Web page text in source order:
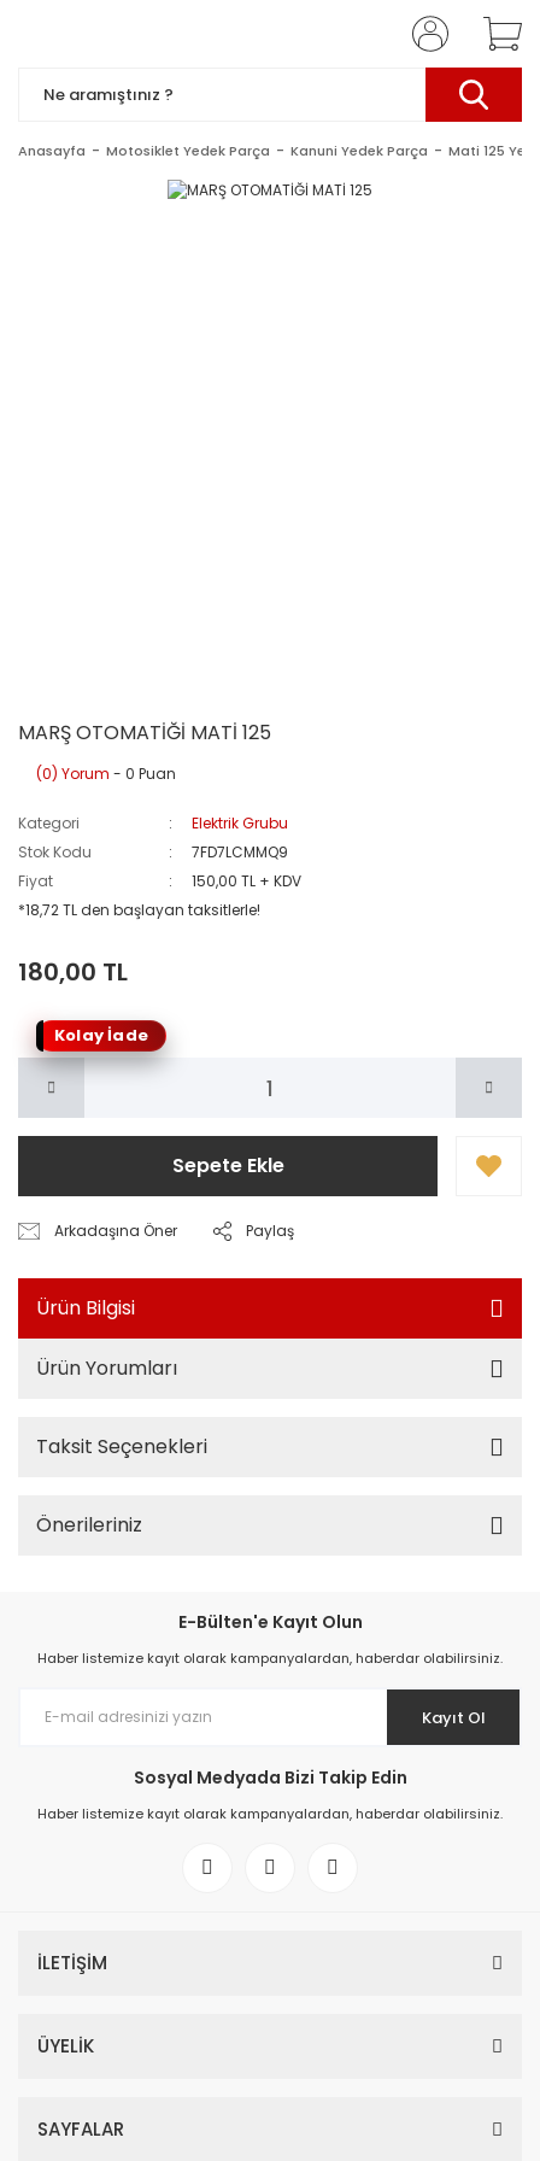
Anasayfa Motosiklet Yedek Parça Kanuni Yedek Parça Mati 125
MARŞ OTOMATİĞİ MATİ 125
(0) Yorum - 0 Puan
Kategori
Elektrik Grubu
Stok Kodu
7FD7LCMMQ9
Fiyat
150,00 TL + KDV
*18,72 TL den başlayan taksitlerle!
180,00 TL
Kolay İade
Sepete Ekle
Arkadaşına Öner Paylaş
Ürün Bilgisi
Ürün Yorumları
Taksit Seçenekleri
Önerileriniz
E-Bülten'e Kayıt Olun
Haber listemize kayıt olarak kampanyalardan, haberdar olabilirsiniz.
Kayıt Ol
Sosyal Medyada Bizi Takip Edin
Haber listemize kayıt olarak kampanyalardan, haberdar olabilirsiniz.
İLETİŞİM
ÜYELİK
SAYFALAR